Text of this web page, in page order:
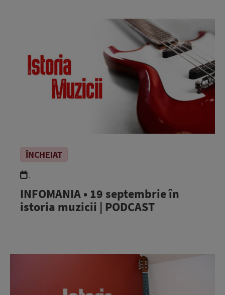
ÎNCHEIAT
.
INFOMANIA • 19 septembrie în
istoria muzicii | PODCAST